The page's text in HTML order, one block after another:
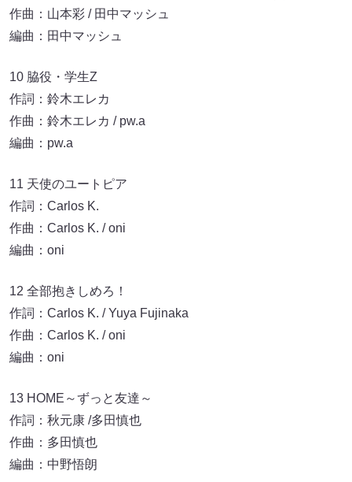
作曲：山本彩 / 田中マッシュ
編曲：田中マッシュ
10 脇役・学生Z
作詞：鈴木エレカ
作曲：鈴木エレカ / pw.a
編曲：pw.a
11 天使のユートピア
作詞：Carlos K.
作曲：Carlos K. / oni
編曲：oni
12 全部抱きしめろ！
作詞：Carlos K. / Yuya Fujinaka
作曲：Carlos K. / oni
編曲：oni
13 HOME～ずっと友達～
作詞：秋元康 /多田慎也
作曲：多田慎也
編曲：中野悟朗